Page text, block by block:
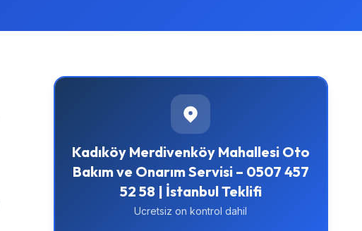
Kadıköy Merdivenköy Mahallesi Oto
Bakım ve Onarım Servisi – 0507 457
52 58 | İstanbul Teklifi
Ucretsiz on kontrol dahil